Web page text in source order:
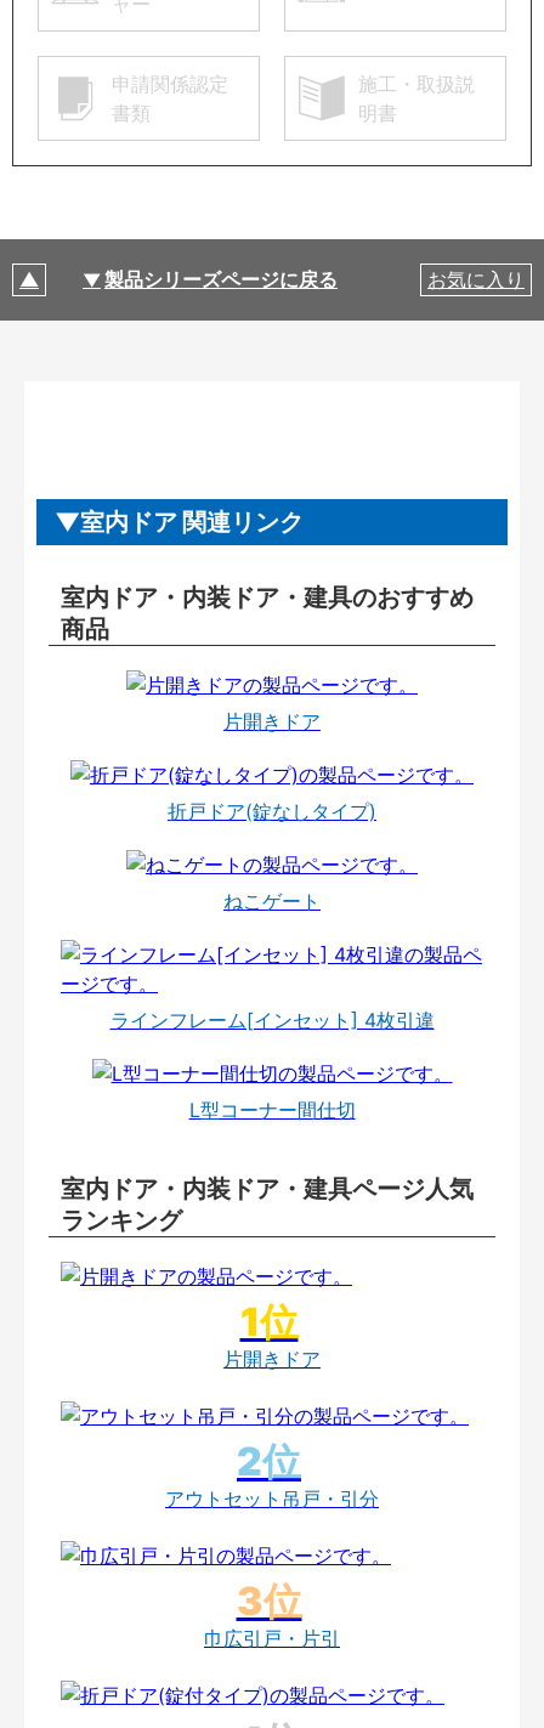
申請関係認定
書類
施工・取扱説
明書
製品シリーズページに戻る お気に入り
室内ドア 関連リンク
室内ドア・内装ドア・建具のおすすめ
商品
片開きドア
折戸ドア(錠なしタイプ)
ねこゲート
ラインフレーム[インセット] 4枚引違
L型コーナー間仕切
室内ドア・内装ドア・建具ページ人気
ランキング
片開きドア
アウトセット吊戸・引分
巾広引戸・片引